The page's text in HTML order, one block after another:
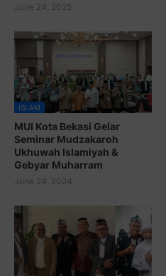
June 24, 2025
ISLAM
MUI Kota Bekasi Gelar
Seminar Mudzakaroh
Ukhuwah Islamiyah &
Gebyar Muharram
June 24, 2024